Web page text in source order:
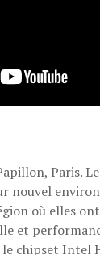
Paris.
nouvel
où elles
et
chipset Intel